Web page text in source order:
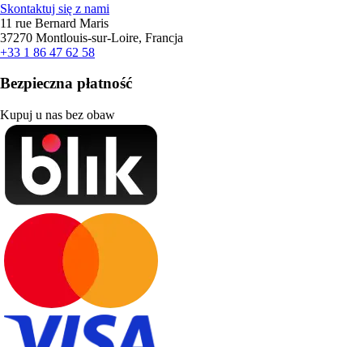
Skontaktuj się z nami
11 rue Bernard Maris
37270 Montlouis-sur-Loire, Francja
+33 1 86 47 62 58
Bezpieczna płatność
Kupuj u nas bez obaw